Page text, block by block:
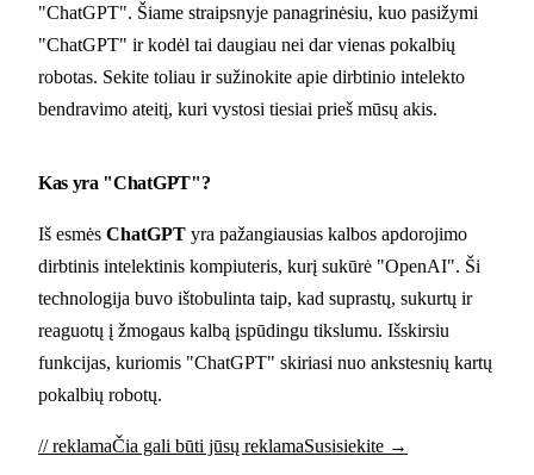
"ChatGPT". Šiame straipsnyje panagrinėsiu, kuo pasižymi
"ChatGPT" ir kodėl tai daugiau nei dar vienas pokalbių
robotas. Sekite toliau ir sužinokite apie dirbtinio intelekto
bendravimo ateitį, kuri vystosi tiesiai prieš mūsų akis.
Kas yra "ChatGPT"?
Iš esmės ChatGPT yra pažangiausias kalbos apdorojimo
dirbtinis intelektinis kompiuteris, kurį sukūrė "OpenAI". Ši
technologija buvo ištobulinta taip, kad suprastų, sukurtų ir
reaguotų į žmogaus kalbą įspūdingu tikslumu. Išskirsiu
funkcijas, kuriomis "ChatGPT" skiriasi nuo ankstesnių kartų
pokalbių robotų.
// reklamaČia gali būti jūsų reklamaSusisiekite →